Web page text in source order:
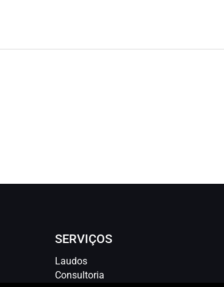
SERVIÇOS
Laudos
Consultoria